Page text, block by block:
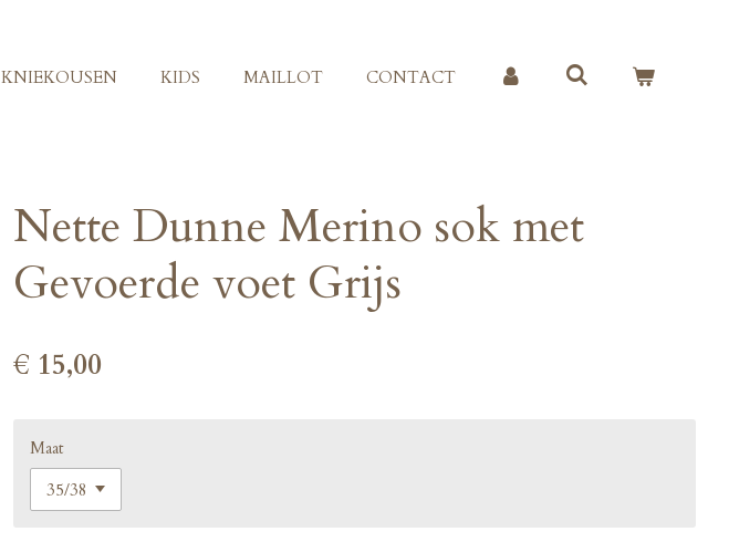
KNIEKOUSEN KIDS MAILLOT CONTACT
Nette Dunne Merino sok met
Gevoerde voet Grijs
€ 15,00
Maat